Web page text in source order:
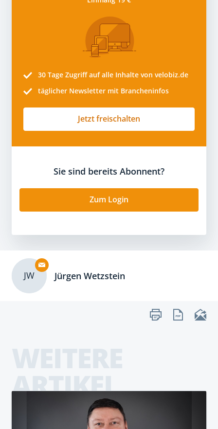
30 Tage Zugriff auf alle Inhalte von velobiz.de
täglicher Newsletter mit Brancheninfos
Jetzt freischalten
Sie sind bereits Abonnent?
Zum Login
JW Jürgen Wetzstein
ARTIKEL